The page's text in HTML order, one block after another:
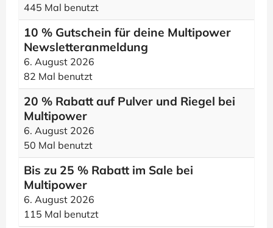
445 Mal benutzt
10 % Gutschein für deine Multipower
Newsletteranmeldung
6. August 2026
82 Mal benutzt
20 % Rabatt auf Pulver und Riegel bei
Multipower
6. August 2026
50 Mal benutzt
Bis zu 25 % Rabatt im Sale bei
Multipower
6. August 2026
115 Mal benutzt